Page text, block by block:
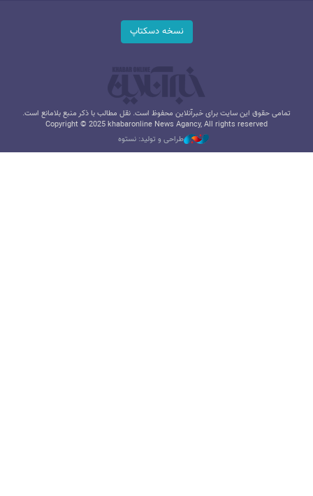
نسخه دسکتاپ
تمامی حقوق این سایت برای خبرآنلاین محفوظ است. نقل مطالب با ذکر منبع بلامانع است.
Copyright © 2025 khabaronline News Agancy, All rights reserved
طراحی و تولید: نستوه